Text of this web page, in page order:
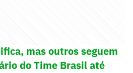
mas outros seguem
do Time Brasil até